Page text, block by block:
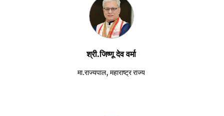
श्री.जिष्णू देव वर्मा
मा.राज्यपाल, महाराष्ट्र राज्य